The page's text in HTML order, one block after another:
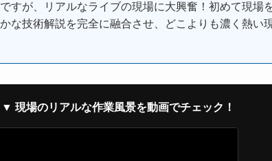
すが、リアルなライブの現場に大興奮！初めて現場
な技術解説を完全に融合させ、どこよりも濃く熱い
▼ 現場のリアルな作業風景を動画でチェック！